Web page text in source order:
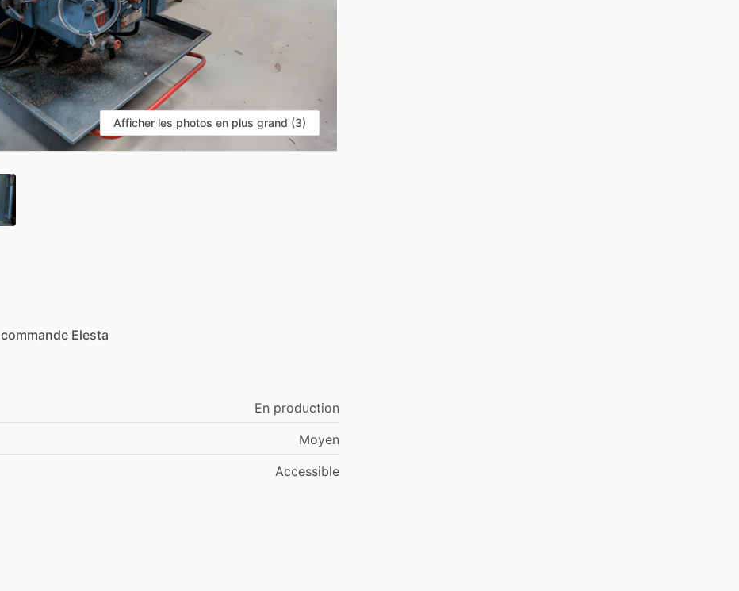
Afficher les photos en plus grand (3)
commande Elesta
En production
Moyen
Accessible